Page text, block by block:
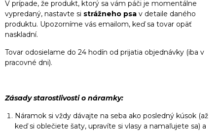
V prípade, že produkt, ktorý sa vám páči je momentálne
vypredaný, nastavte si strážneho psa v detaile daného
produktu. Upozorníme vás emailom, keď sa tovar opäť
naskladní.
Tovar odosielame do 24 hodín od prijatia objednávky (iba v
pracovné dni).
Zásady starostlivosti o náramky:
Náramok si vždy dávajte na seba ako posledný kúsok (až
keď si oblečiete šaty, upravíte si vlasy a namaľujete sa) a